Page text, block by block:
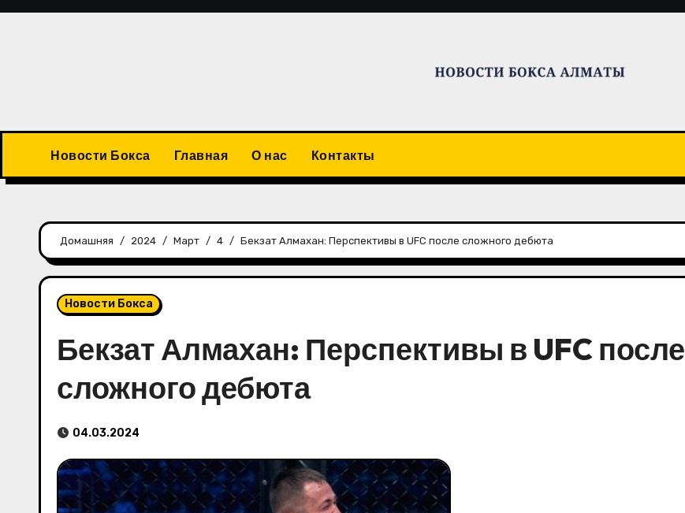
Перейти
Новости Бокса Главная О нас Контакты
Домашняя 2024 Март 4 Бекзат Алмахан: Перспективы в UFC после сложного дебюта
Новости Бокса
Бекзат Алмахан: Перспективы в UFC после
сложного дебюта
04.03.2024